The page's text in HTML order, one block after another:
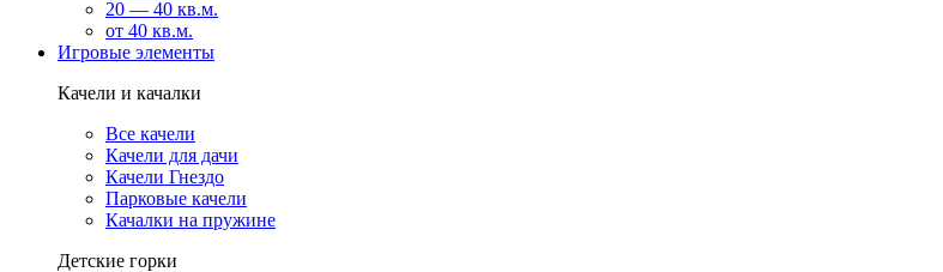
20 — 40 кв.м.
от 40 кв.м.
Игровые элементы
Качели и качалки
Все качели
Качели для дачи
Качели Гнездо
Парковые качели
Качалки на пружине
Детские горки